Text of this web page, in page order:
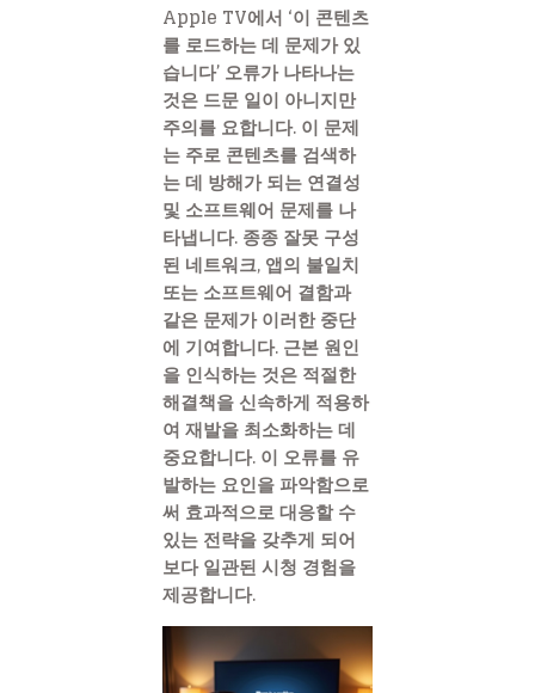
Apple TV에서 ‘이 콘텐츠
를 로드하는 데 문제가 있
습니다’ 오류가 나타나는
것은 드문 일이 아니지만
주의를 요합니다. 이 문제
는 주로 콘텐츠를 검색하
는 데 방해가 되는 연결성
및 소프트웨어 문제를 나
타냅니다. 종종 잘못 구성
된 네트워크, 앱의 불일치
또는 소프트웨어 결함과
같은 문제가 이러한 중단
에 기여합니다. 근본 원인
을 인식하는 것은 적절한
해결책을 신속하게 적용하
여 재발을 최소화하는 데
중요합니다. 이 오류를 유
발하는 요인을 파악함으로
써 효과적으로 대응할 수
있는 전략을 갖추게 되어
보다 일관된 시청 경험을
제공합니다.